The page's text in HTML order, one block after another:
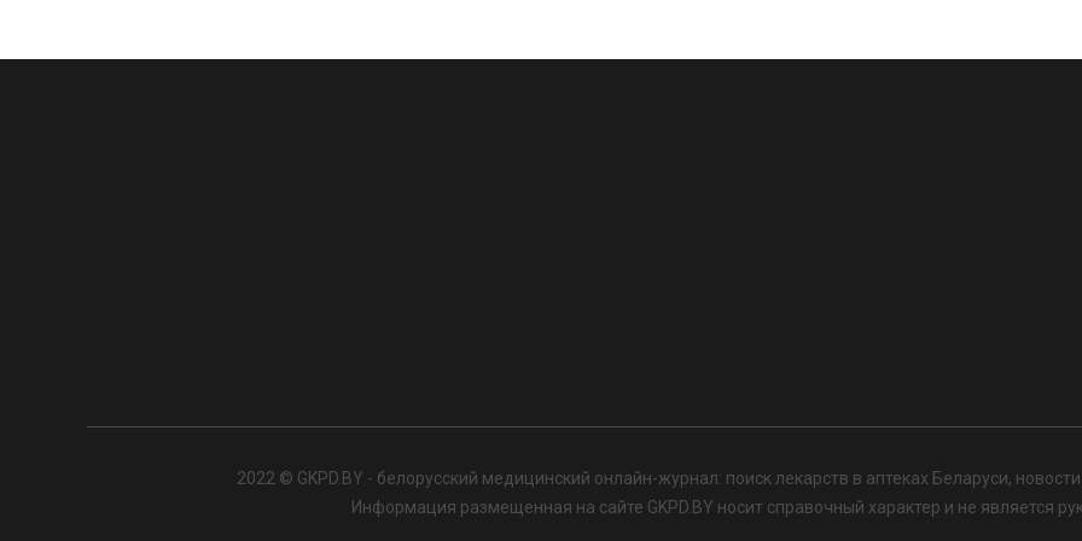
2022 © GKPD.BY - белорусский медицинский онлайн-журнал: поиск лекарств в аптеках Беларуси,
Информация размещенная на сайте GKPD.BY носит справочный характер и не является